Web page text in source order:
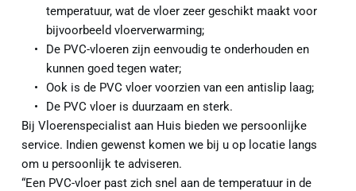
temperatuur, wat de vloer zeer geschikt maakt voor
bijvoorbeeld vloerverwarming;
De PVC-vloeren zijn eenvoudig te onderhouden en
kunnen goed tegen water;
Ook is de PVC vloer voorzien van een antislip laag;
De PVC vloer is duurzaam en sterk.
Bij Vloerenspecialist aan Huis bieden we persoonlijke
service. Indien gewenst komen we bij u op locatie langs
om u persoonlijk te adviseren.
“Een PVC-vloer past zich snel aan de temperatuur in de